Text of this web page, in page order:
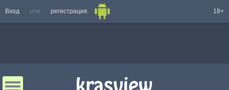
Вход или регистрация 18+